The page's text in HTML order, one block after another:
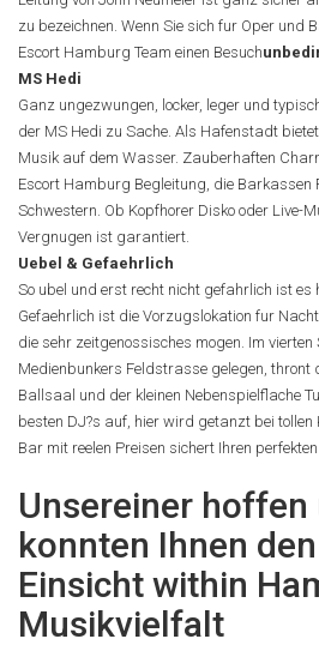
zu bezeichnen. Wenn Sie sich fur Oper und
Escort Hamburg Team einen Besuch
MS Hedi
Ganz ungezwungen, locker, leger und
der MS Hedi zu Sache. Als Hafenstadt
Musik auf dem Wasser. Zauberhaften
Escort Hamburg Begleitung, die Barkassen
Schwestern. Ob Kopfhorer Disko oder Live-
Vergnugen ist garantiert.
Uebel & Gefaehrlich
So ubel und erst recht nicht gefahrlich ist
Gefaehrlich ist die Vorzugslokation fur
die sehr zeitgenossisches mogen. Im vierten
Medienbunkers Feldstrasse gelegen, thront
Ballsaal und der kleinen Nebenspielflache
besten DJ?s auf, hier wird getanzt bei tollen
Bar mit reelen Preisen sichert Ihren
Unsereiner hoffen
konnten Ihnen
Einsicht within
Musikvielfalt